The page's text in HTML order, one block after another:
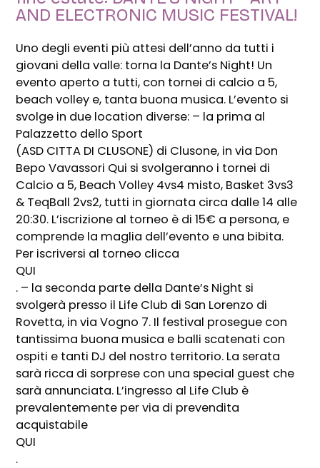
AND ELECTRONIC MUSIC FESTIVAL!
Uno degli eventi più attesi dell’anno da tutti i
giovani della valle: torna la Dante’s Night! Un
evento aperto a tutti, con tornei di calcio a 5,
beach volley e, tanta buona musica. L’evento si
svolge in due location diverse: – la prima al
Palazzetto dello Sport
(ASD CITTA DI CLUSONE) di Clusone, in via Don
Bepo Vavassori Qui si svolgeranno i tornei di
Calcio a 5, Beach Volley 4vs4 misto, Basket 3vs3
& TeqBall 2vs2, tutti in giornata circa dalle 14 alle
20:30. L’iscrizione al torneo è di 15€ a persona, e
comprende la maglia dell’evento e una bibita.
Per iscriversi al torneo clicca
QUI
. – la seconda parte della Dante’s Night si
svolgerà presso il Life Club di San Lorenzo di
Rovetta, in via Vogno 7. Il festival prosegue con
tantissima buona musica e balli scatenati con
ospiti e tanti DJ del nostro territorio. La serata
sarà ricca di sorprese con una special guest che
sarà annunciata. L’ingresso al Life Club è
prevalentemente per via di prevendita
acquistabile
QUI
.